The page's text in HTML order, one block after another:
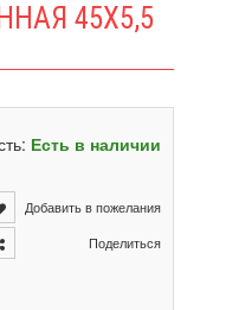
45Х5,5
Есть в наличии
Добавить в пожелания
Поделиться